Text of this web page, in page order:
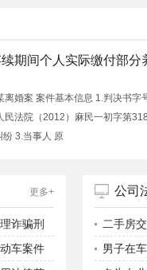
期间个人实际缴付部分
婚案 案件基本信息 1.判决书字
民法院（2012）麻民一初字第
3.当事人 原
更多+
诈骗刑
车案件
公司
二手房
男子在